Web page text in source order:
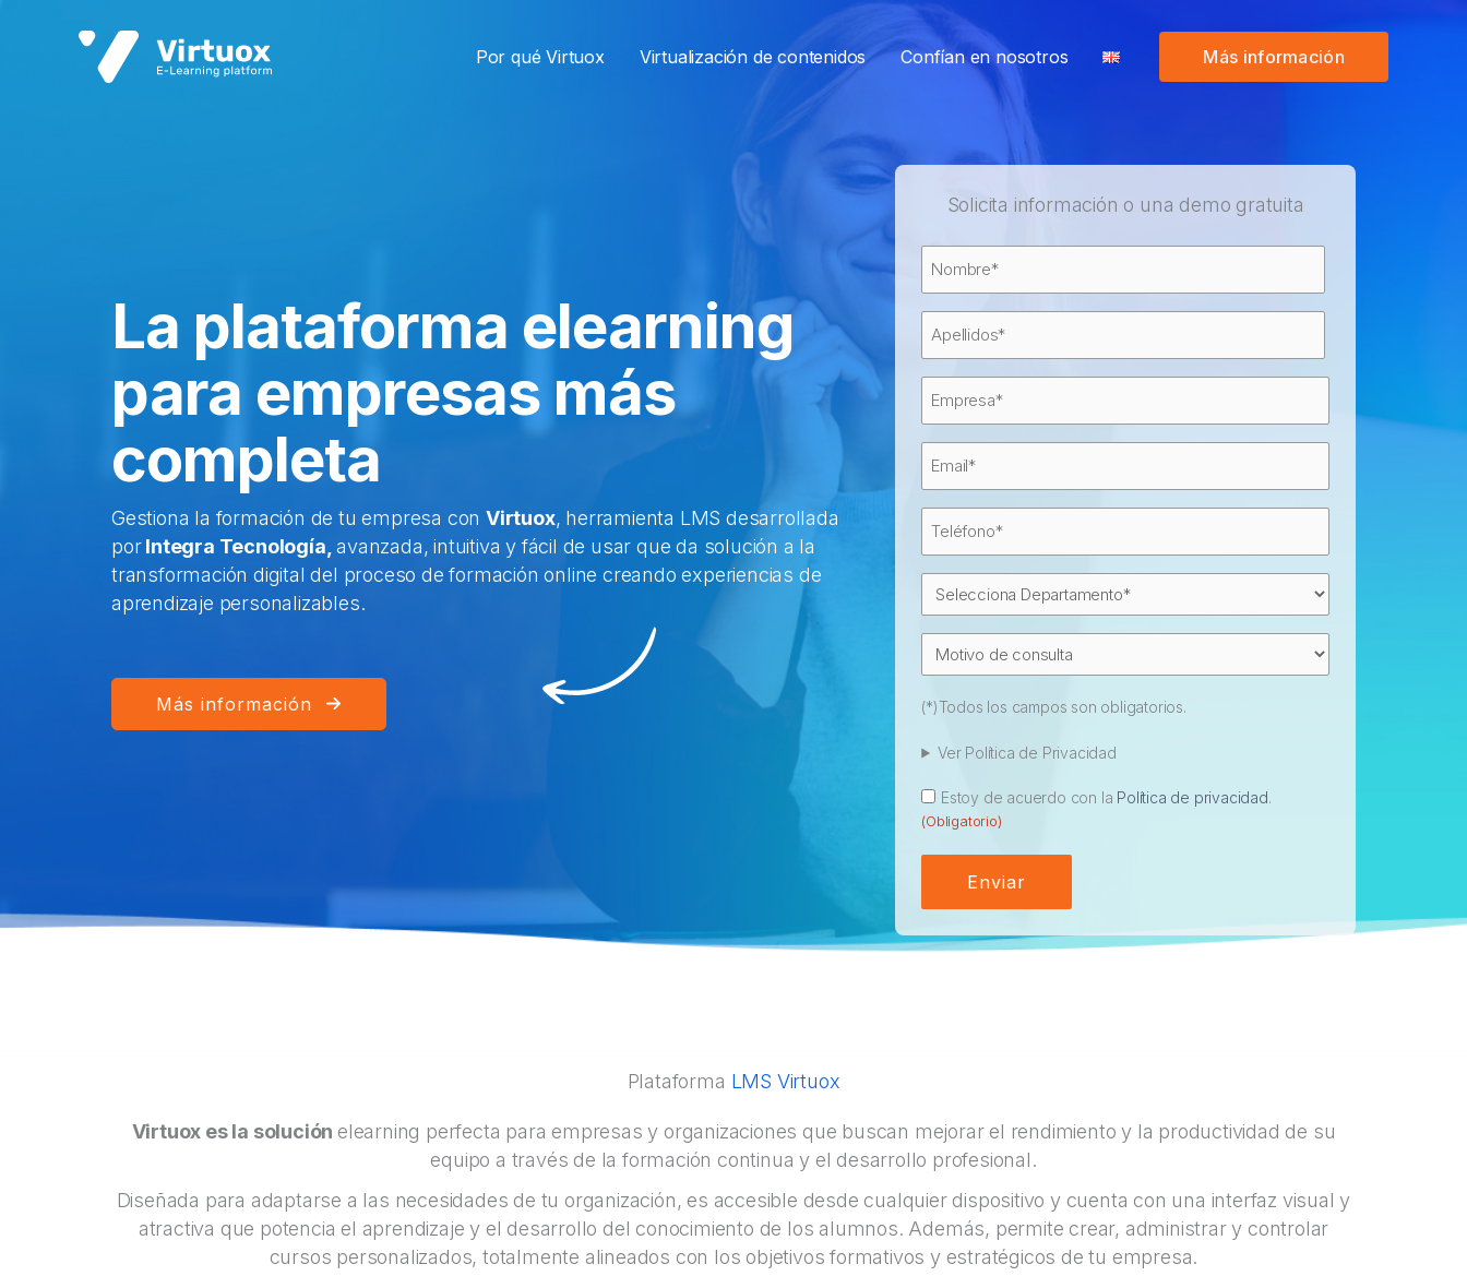
Por qué Virtuox Virtualización de contenidos Confían en nosotros Más información
La plataforma elearning
para empresas más
completa
Gestiona la formación de tu empresa con Virtuox, herramienta LMS desarrollada
porIntegra Tecnología,avanzada, intuitiva y fácil de usar que da solución a la
transformación digital del proceso de formación online creando experiencias de
aprendizaje personalizables.
Más información
Solicita información o una demo gratuita
Nombre (Obligatorio)
Nombre
Nombre (Obligatorio)
Apellidos
Empresa (Obligatorio)
Email (Obligatorio)
Teléfono (Obligatorio)
Departamento (Obligatorio)
Motivo
de
Consulta
(*)Todos los campos son obligatorios.
Ver Política de Privacidad
Consentimiento(Obligatorio)
Estoy de acuerdo con la Política de privacidad.
(Obligatorio)
Enviar
Plataforma LMS Virtuox
Virtuox es la solución elearning perfecta para empresas y organizaciones que buscan mejorar el rendimiento y la productividad de su
equipo a través de la formación continua y el desarrollo profesional.
Diseñada para adaptarse a las necesidades de tu organización, es accesible desde cualquier dispositivo y cuenta con una interfaz visual y
atractiva que potencia el aprendizaje y el desarrollo del conocimiento de los alumnos. Además, permite crear, administrar y controlar
cursos personalizados, totalmente alineados con los objetivos formativos y estratégicos de tu empresa.